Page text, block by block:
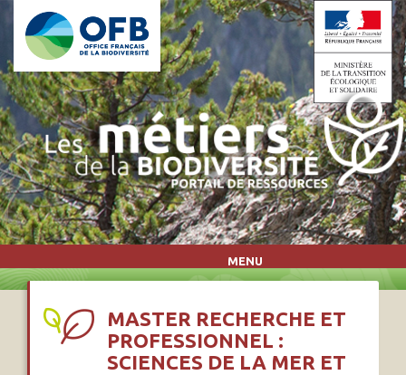
Aller au contenu principal
MENU
MASTER RECHERCHE ET
PROFESSIONNEL :
SCIENCES DE LA MER ET